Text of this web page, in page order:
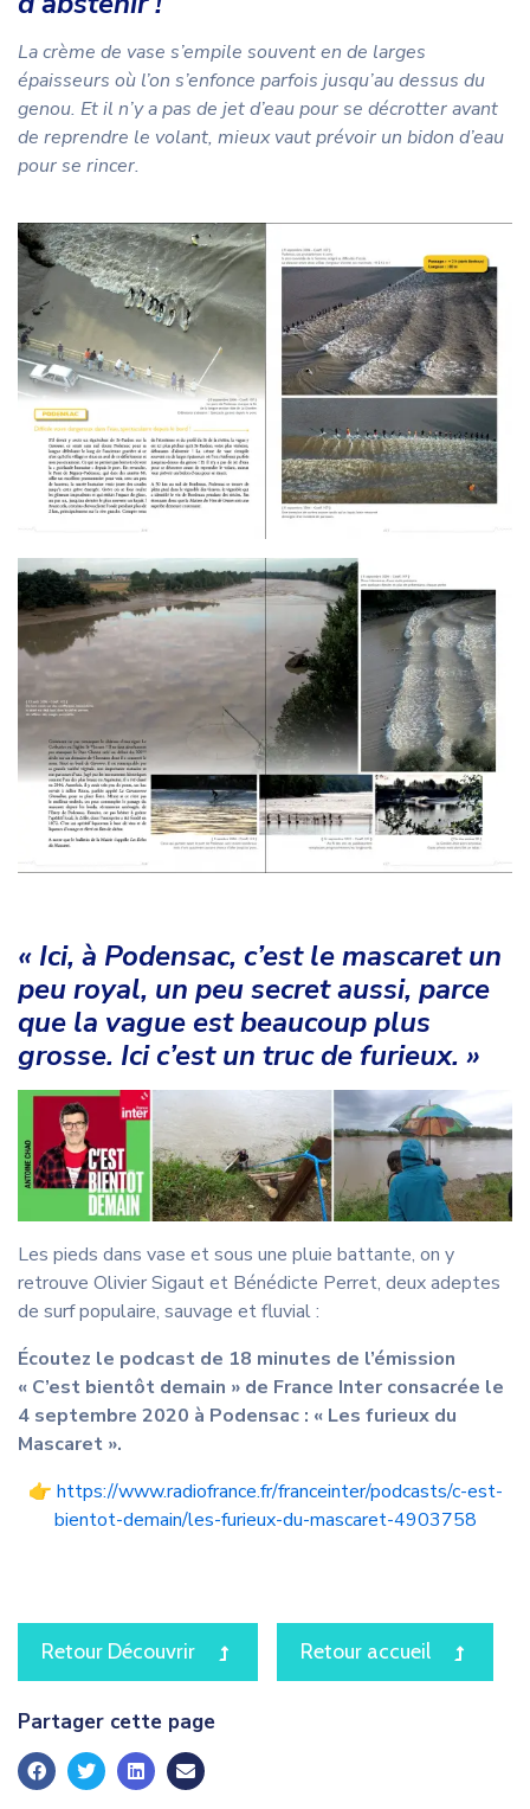
La crème de vase s’empile souvent en de larges
épaisseurs où l’on s’enfonce parfois jusqu’au dessus du
genou. Et il n’y a pas de jet d’eau pour se décrotter avant
de reprendre le volant, mieux vaut prévoir un bidon d’eau
pour se rincer.
« Ici, à Podensac, c’est le mascaret un
peu royal, un peu secret aussi, parce
que la vague est beaucoup plus
grosse. Ici c’est un truc de furieux. »
Les pieds dans vase et sous une pluie battante, on y
retrouve Olivier Sigaut et Bénédicte Perret, deux adeptes
de surf populaire, sauvage et fluvial :
Écoutez le podcast de 18 minutes de l’émission
« C’est bientôt demain » de France Inter consacrée le
4 septembre 2020 à Podensac : « Les furieux du
Mascaret ».
👉 https://www.radiofrance.fr/franceinter/podcasts/c-est-
bientot-demain/les-furieux-du-mascaret-4903758
Retour Découvrir Retour accueil
Partager cette page